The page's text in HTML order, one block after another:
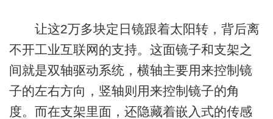
让这2万多块定日镜跟着太阳转，背后离
不开工业互联网的支持。这面镜子和支架之
间就是双轴驱动系统，横轴主要用来控制镜
子的左右方向，竖轴则用来控制镜子的角
度。而在支架里面，还隐藏着嵌入式的传感